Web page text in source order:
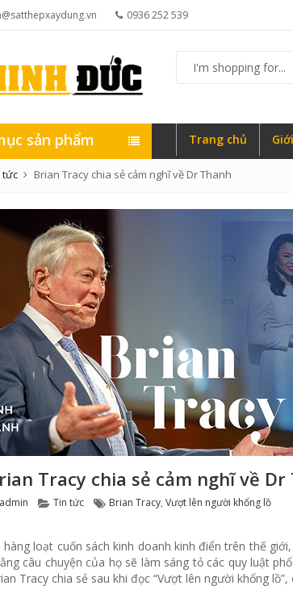
0936 252 539
shopping
sản phẩm Trang chủ
tức Brian Tracy chia sẻ cảm nghĩ về Dr Thanh
Tracy chia sẻ cảm nghĩ về Dr
Author
admin Categories
Tin tức Tags
Brian Tracy, Vượt lên người khổng lồ
hàng loạt cuốn sách kinh doanh kinh điển trên thế
câu chuyện của họ sẽ làm sáng tỏ các quy luật
Tracy chia sẻ sau khi đọc “Vượt lên người khổng